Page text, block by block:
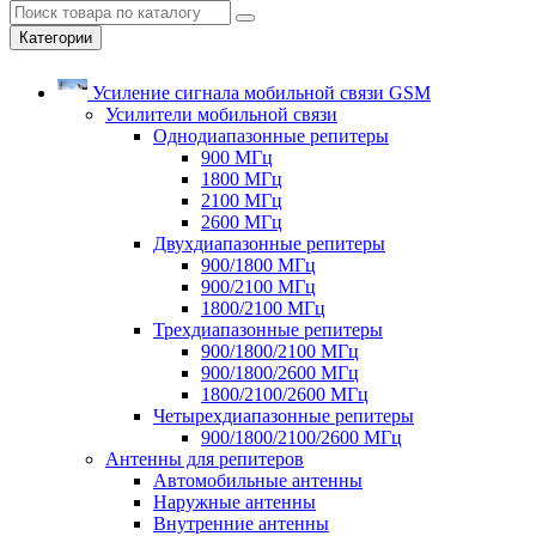
Категории
Усиление сигнала мобильной связи GSM
Усилители мобильной связи
Однодиапазонные репитеры
900 МГц
1800 МГц
2100 МГц
2600 МГц
Двухдиапазонные репитеры
900/1800 МГц
900/2100 МГц
1800/2100 МГц
Трехдиапазонные репитеры
900/1800/2100 МГц
900/1800/2600 МГц
1800/2100/2600 МГц
Четырехдиапазонные репитеры
900/1800/2100/2600 МГц
Антенны для репитеров
Автомобильные антенны
Наружные антенны
Внутренние антенны